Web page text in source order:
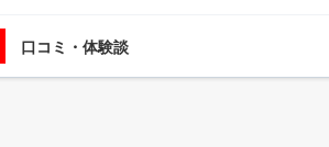
口コミ・体験談